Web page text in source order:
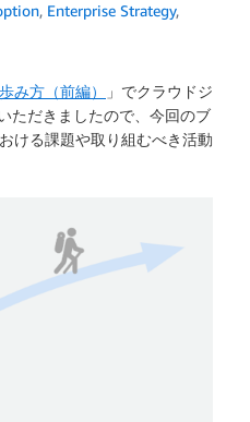
, Enterprise Strategy,
み方（前編）
」でクラウドジ
ただきましたので、今回のブ
ける課題や取り組むべき活動